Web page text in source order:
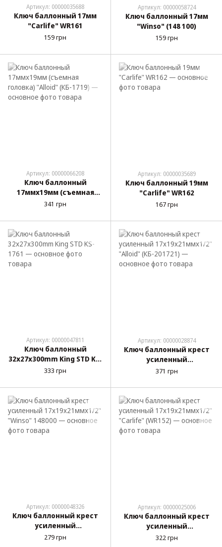
Артикул: 00000035688
Ключ баллонный 17мм
"Carlife" WR161
159 грн
Артикул: 00000058724
Ключ баллонный 17мм
"Winso" (148 100)
159 грн
Артикул: 00000066208
Ключ баллонный
17ммх19мм (съемная
головка) "Alloid" (КБ-1719)
341 грн
Артикул: 00000035689
Ключ баллонный 19мм
"Carlife" WR162
167 грн
Артикул: 00000047811
Ключ баллонный
32х27х300mm King STD KS-
1761
333 грн
Артикул: 00000028874
Ключ баллонный крест
усиленный
17х19х21ммх1/2" "Alloid"
371 грн
Артикул: 00000048326
Ключ баллонный крест
усиленный
17х19х21ммх1/2" "Winso"
279 грн
Артикул: 00000025006
Ключ баллонный крест
усиленный
17х19х21ммх1/2" "Сarlife"
322 грн